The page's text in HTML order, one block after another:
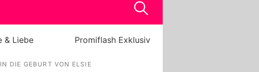
& Liebe Promiflash Exklusiv
DIE GEBURT VON ELSIE